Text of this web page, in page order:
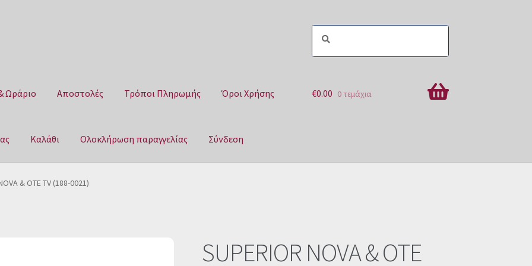
Ωράριο Αποστολές Τρόποι Πληρωμής Όροι Χρήσης
Καλάθι Ολοκλήρωση παραγγελίας Σύνδεση
Τρόποι Πληρωμής
€0.00 0 τεμάχια
& OTE TV (188-0021)
SUPERIOR NOVA & OTE